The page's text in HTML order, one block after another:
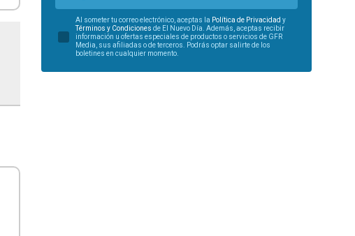
Al someter tu correo electrónico, aceptas la Política de Privacidad y
Términos y Condiciones de El Nuevo Día. Además, aceptas recibir
información u ofertas especiales de productos o servicios de GFR
Media, sus afiliadas o de terceros. Podrás optar salirte de los
boletines en cualquier momento.